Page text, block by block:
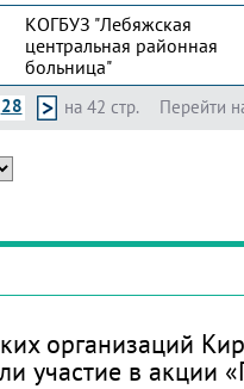
КОГБУЗ "Лебяжская
центральная районная
больница"
Перейти
28 на 42 стр.
организаций
участие в акции